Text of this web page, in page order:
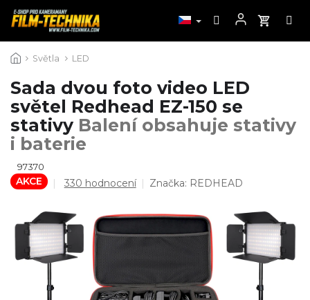
na
Světla LED
Sada dvou foto video LED
světel Redhead EZ-150 se
stativy Balení obsahuje stativy
i baterie
97370
AKCE
Průměrné
je
4,3
z
5
hvězdiček.
330 hodnocení Značka: REDHEAD